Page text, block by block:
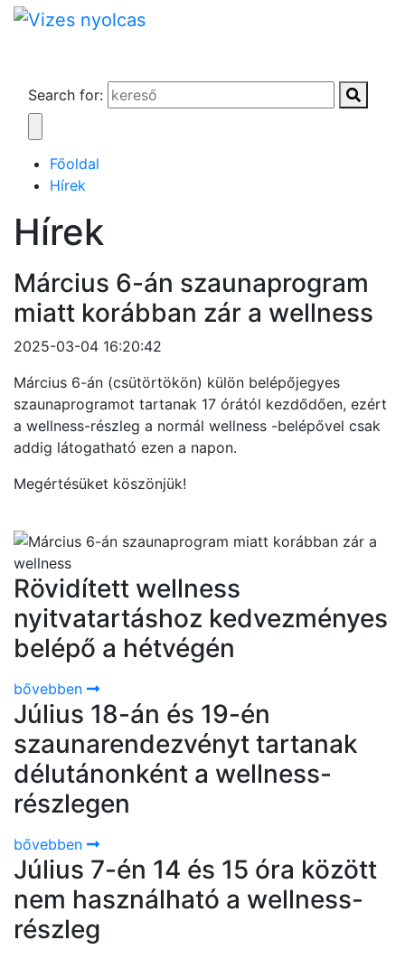
Search for:
Főoldal
Hírek
Hírek
Március 6-án szaunaprogram
miatt korábban zár a wellness
2025-03-04 16:20:42
Március 6-án (csütörtökön) külön belépőjegyes
szaunaprogramot tartanak 17 órától kezdődően, ezért
a wellness-részleg a normál wellness -belépővel csak
addig látogatható ezen a napon.
Megértésüket köszönjük!
Rövidített wellness
nyitvatartáshoz kedvezményes
belépő a hétvégén
bővebben
Július 18-án és 19-én
szaunarendezvényt tartanak
délutánonként a wellness-
részlegen
bővebben
Július 7-én 14 és 15 óra között
nem használható a wellness-
részleg